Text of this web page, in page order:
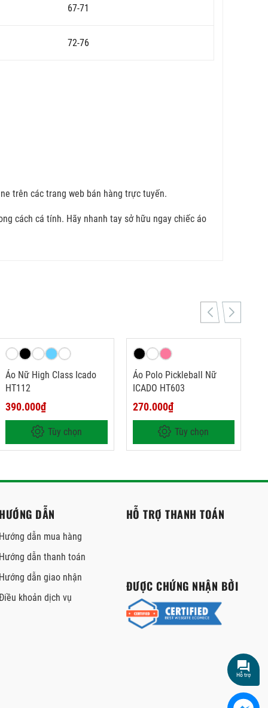
67-71
72-76
trên các trang web bán hàng trực tuyến.
cách cá tính. Hãy nhanh tay sở hữu ngay chiếc áo
Áo Nữ High Class Icado
HT112
390.000₫
Tùy chọn
Áo Polo Pickleball Nữ
ICADO HT603
270.000₫
Tùy chọn
DẪN
dẫn mua hàng
dẫn thanh toán
dẫn giao nhận
khoản dịch vụ
HỖ TRỢ THANH TOÁN
ĐƯỢC CHỨNG NHẬN BỞI
Hỗ trợ